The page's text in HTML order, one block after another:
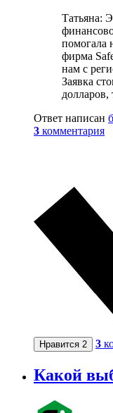
Татьяна:
помогала
фирма
нам с
Заявка
Ответ написан
3 комментария
Нравится 2 3
Какой